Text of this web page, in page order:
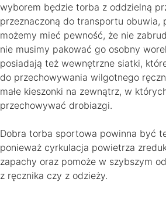
wyborem będzie torba z oddzielną
przeznaczoną do transportu obuwia,
możemy mieć pewność, że nie
nie musimy pakować go osobny
posiadają też wewnętrzne siatki,
do przechowywania wilgotnego
małe kieszonki na zewnątrz, w
przechowywać drobiazgi.
Dobra torba sportowa powinna być
ponieważ cyrkulacja powietrza
zapachy oraz pomoże w szybszym
z ręcznika czy z odzieży.